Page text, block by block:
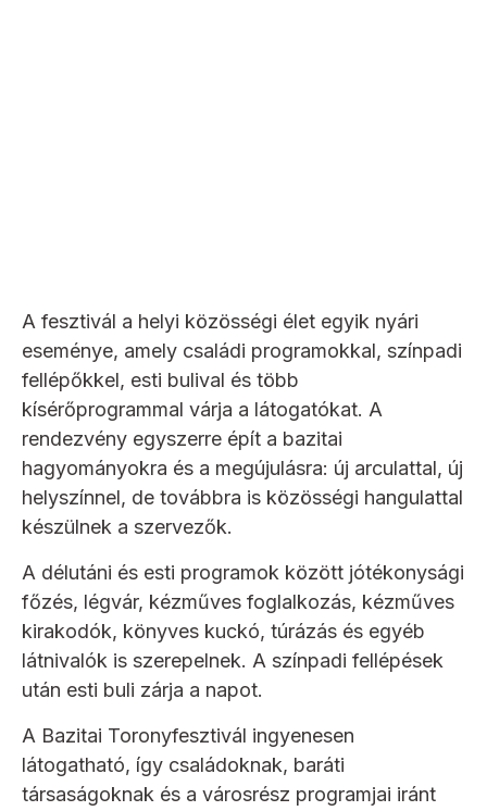
A fesztivál a helyi közösségi élet egyik nyári
eseménye, amely családi programokkal, színpadi
fellépőkkel, esti bulival és több
kísérőprogrammal várja a látogatókat. A
rendezvény egyszerre épít a bazitai
hagyományokra és a megújulásra: új arculattal, új
helyszínnel, de továbbra is közösségi hangulattal
készülnek a szervezők.
A délutáni és esti programok között jótékonysági
főzés, légvár, kézműves foglalkozás, kézműves
kirakodók, könyves kuckó, túrázás és egyéb
látnivalók is szerepelnek. A színpadi fellépések
után esti buli zárja a napot.
A Bazitai Toronyfesztivál ingyenesen
látogatható, így családoknak, baráti
társaságoknak és a városrész programjai iránt